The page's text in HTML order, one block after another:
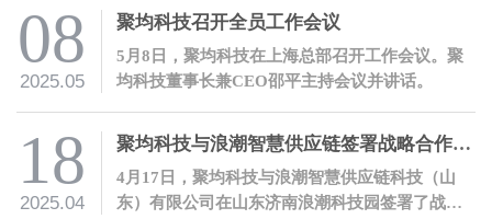
08
2025.05
聚均科技召开全员工作会议
5月8日，聚均科技在上海总部召开工作会议。聚
均科技董事长兼CEO邵平主持会议并讲话。
18
2025.04
聚均科技与浪潮智慧供应链签署战略合作协议
4月17日，聚均科技与浪潮智慧供应链科技（山
东）有限公司在山东济南浪潮科技园签署了战略